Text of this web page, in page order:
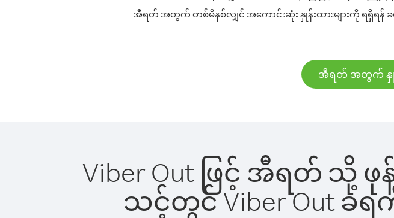
အီရတ် အတွက် တစ်မိနစ်လျှင် အကောင်းဆုံး နှုန်းထားများကို ရရှိရ
အီရတ် အတွက် နှုန်
Viber Out ဖြင့် အီရတ် သို့
သင့်တွင် Viber Out ခ